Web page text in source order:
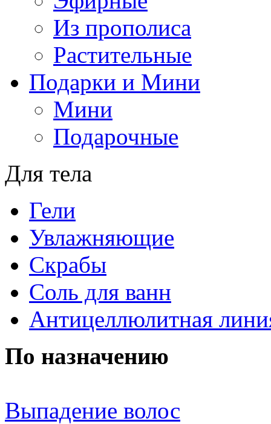
Из прополиса
Растительные
Подарки и Мини
Мини
Подарочные
Для тела
Гели
Увлажняющие
Скрабы
Соль для ванн
Антицеллюлитная
По назначению
Выпадение волос